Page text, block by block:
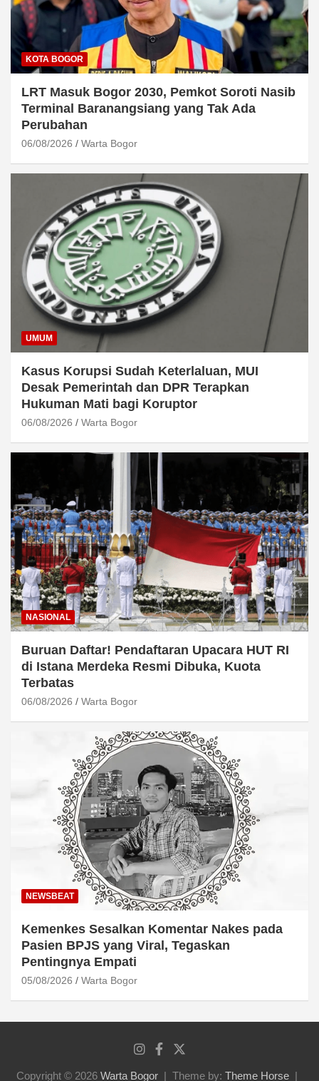
KOTA BOGOR
LRT Masuk Bogor 2030, Pemkot Soroti Nasib
Terminal Baranangsiang yang Tak Ada
Perubahan
06/08/2026 Warta Bogor
UMUM
Kasus Korupsi Sudah Keterlaluan, MUI
Desak Pemerintah dan DPR Terapkan
Hukuman Mati bagi Koruptor
06/08/2026 Warta Bogor
NASIONAL
Buruan Daftar! Pendaftaran Upacara HUT RI
di Istana Merdeka Resmi Dibuka, Kuota
Terbatas
06/08/2026 Warta Bogor
NEWSBEAT
Kemenkes Sesalkan Komentar Nakes pada
Pasien BPJS yang Viral, Tegaskan
Pentingnya Empati
05/08/2026 Warta Bogor
Copyright © 2026 Warta Bogor Theme by: Theme Horse